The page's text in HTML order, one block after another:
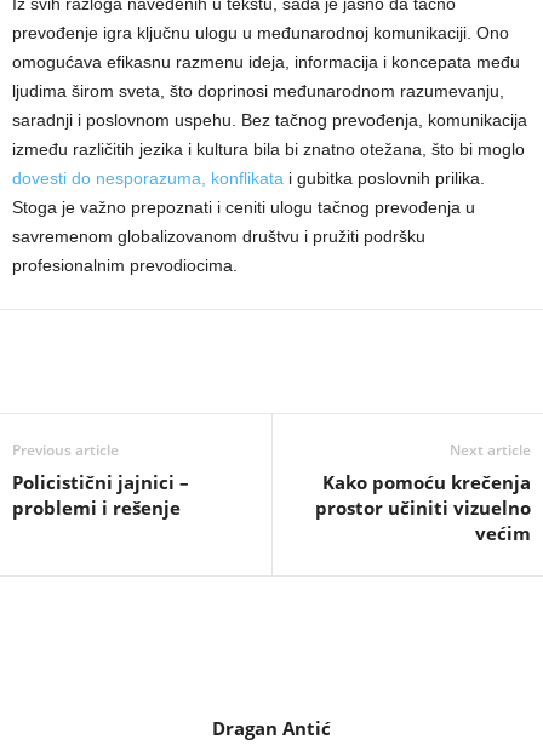
Iz svih razloga navedenih u tekstu, sada je jasno da tačno
prevođenje igra ključnu ulogu u međunarodnoj komunikaciji. Ono
omogućava efikasnu razmenu ideja, informacija i koncepata među
ljudima širom sveta, što doprinosi međunarodnom razumevanju,
saradnji i poslovnom uspehu. Bez tačnog prevođenja, komunikacija
između različitih jezika i kultura bila bi znatno otežana, što bi moglo
dovesti do nesporazuma, konflikata i gubitka poslovnih prilika.
Stoga je važno prepoznati i ceniti ulogu tačnog prevođenja u
savremenom globalizovanom društvu i pružiti podršku
profesionalnim prevodiocima.
Previous article
Policistični jajnici –
problemi i rešenje
Next article
Kako pomoću krečenja
prostor učiniti vizuelno
većim
Dragan Antić